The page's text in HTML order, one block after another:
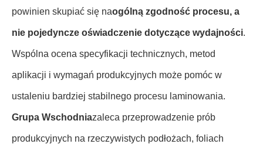
powinien skupiać się naogólną zgodność procesu, a
nie pojedyncze oświadczenie dotyczące wydajności.
Wspólna ocena specyfikacji technicznych, metod
aplikacji i wymagań produkcyjnych może pomóc w
ustaleniu bardziej stabilnego procesu laminowania.
Grupa Wschodniazaleca przeprowadzenie prób
produkcyjnych na rzeczywistych podłożach, foliach